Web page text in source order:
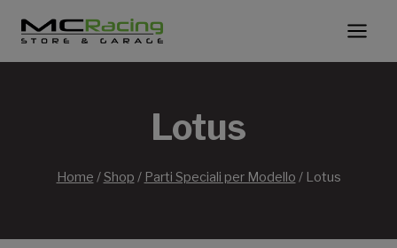
contenuto
Lotus
Home /Shop / Parti Speciali per Modello / Lotus